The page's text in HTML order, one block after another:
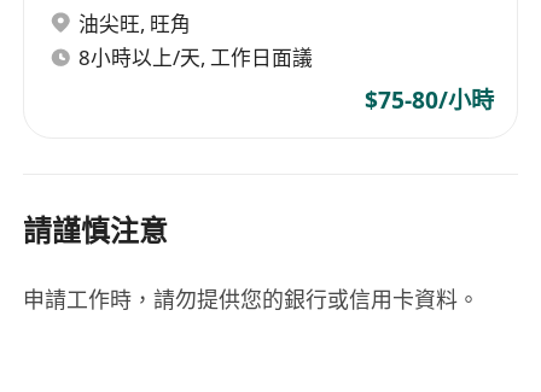
油尖旺, 旺角
8小時以上/天, 工作日面議
$75-80/小時
請謹慎注意
申請工作時，請勿提供您的銀行或信用卡資料。